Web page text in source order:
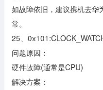
如故障依旧，建议携机去华
常。
25、
问题原因：
硬件故障(通常是CPU)
解决方案：